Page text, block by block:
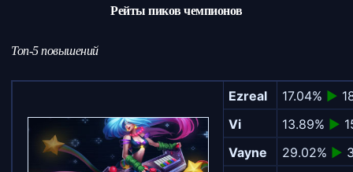
Рейты пиков чемпионов
Топ-5 повышений
Ezreal 17.04% ►
Vi
13.89% ►
Vayne
29.02% ►